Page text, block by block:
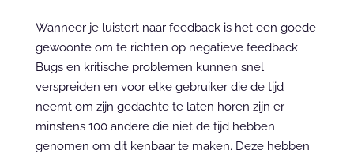
Wanneer je luistert naar feedback is het een goede
gewoonte om te richten op negatieve feedback.
Bugs en kritische problemen kunnen snel
verspreiden en voor elke gebruiker die de tijd
neemt om zijn gedachte te laten horen zijn er
minstens 100 andere die niet de tijd hebben
genomen om dit kenbaar te maken. Deze hebben